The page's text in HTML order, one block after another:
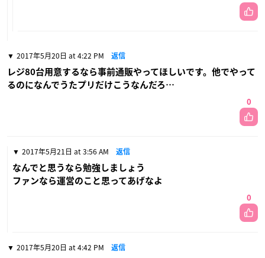
2017年5月20日 at 4:22 PM 返信
レジ80台用意するなら事前通販やってほしいです。他でやって
るのになんでうたプリだけこうなんだろ…
0
2017年5月21日 at 3:56 AM 返信
なんでと思うなら勉強しましょう
ファンなら運営のこと思ってあげなよ
0
2017年5月20日 at 4:42 PM 返信